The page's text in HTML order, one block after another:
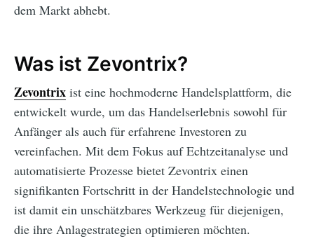
dem Markt abhebt.
Was ist Zevontrix?
Zevontrix ist eine hochmoderne Handelsplattform, die
entwickelt wurde, um das Handelserlebnis sowohl für
Anfänger als auch für erfahrene Investoren zu
vereinfachen. Mit dem Fokus auf Echtzeitanalyse und
automatisierte Prozesse bietet Zevontrix einen
signifikanten Fortschritt in der Handelstechnologie und
ist damit ein unschätzbares Werkzeug für diejenigen,
die ihre Anlagestrategien optimieren möchten.